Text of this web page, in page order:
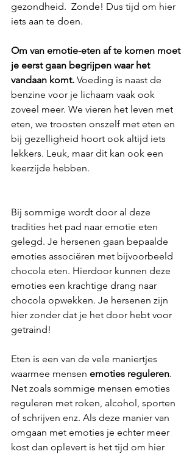
gezondheid.  Zonde! Dus tijd om hier
iets aan te doen.
Om van emotie-eten af te komen moet
je eerst gaan begrijpen waar het
vandaan komt. Voeding is naast de
benzine voor je lichaam vaak ook
zoveel meer. We vieren het leven met
eten, we troosten onszelf met eten en
bij gezelligheid hoort ook altijd iets
lekkers. Leuk, maar dit kan ook een
keerzijde hebben.
Bij sommige wordt door al deze
tradities het pad naar emotie eten
gelegd. Je hersenen gaan bepaalde
emoties associëren met bijvoorbeeld
chocola eten. Hierdoor kunnen deze
emoties een krachtige drang naar
chocola opwekken. Je hersenen zijn
hier zonder dat je het door hebt voor
getraind!
Eten is een van de vele maniertjes
waarmee mensen emoties reguleren.
Net zoals sommige mensen emoties
reguleren met roken, alcohol, sporten
of schrijven enz. Als deze manier van
omgaan met emoties je echter meer
kost dan oplevert is het tijd om hier